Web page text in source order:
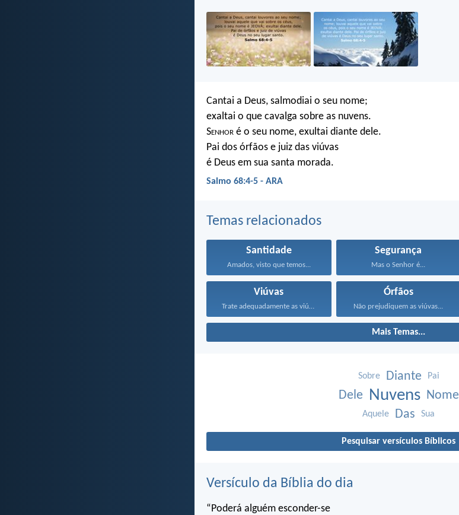
Cantai a Deus, salmodiai o seu nome;
exaltai o que cavalga sobre as nuvens.
Senhor é o seu nome, exultai diante dele.
Pai dos órfãos e juiz das viúvas
é Deus em sua santa morada.
Salmo 68:4-5 - ARA
Temas relacionados
Santidade
Amados, visto que temos...
Segurança
Mas o Senhor é...
Viúvas
Trate adequadamente as viúvas...
Órfãos
Não prejudiquem as viúvas...
Mais Temas...
Sobre Diante Pai
Dele Nuvens Nome
Aquele Das Sua
Pesquisar versículos Bíblicos
Versículo da Bíblia do dia
“Poderá alguém esconder-se